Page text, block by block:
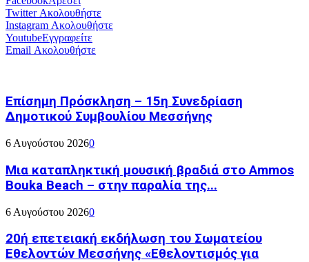
TwitterΑκολουθήστε
Instagram Ακολουθήστε
YoutubeΕγγραφείτε
Email Ακολουθήστε
Επίσημη Πρόσκληση – 15η Συνεδρίαση
Δημοτικού Συμβουλίου Μεσσήνης
6 Αυγούστου 20260
Μια καταπληκτική μουσική βραδιά στο Ammos
Bouka Beach – στην παραλία της...
6 Αυγούστου 20260
20ή επετειακή εκδήλωση του Σωματείου
Εθελοντών Μεσσήνης «Εθελοντισμός για